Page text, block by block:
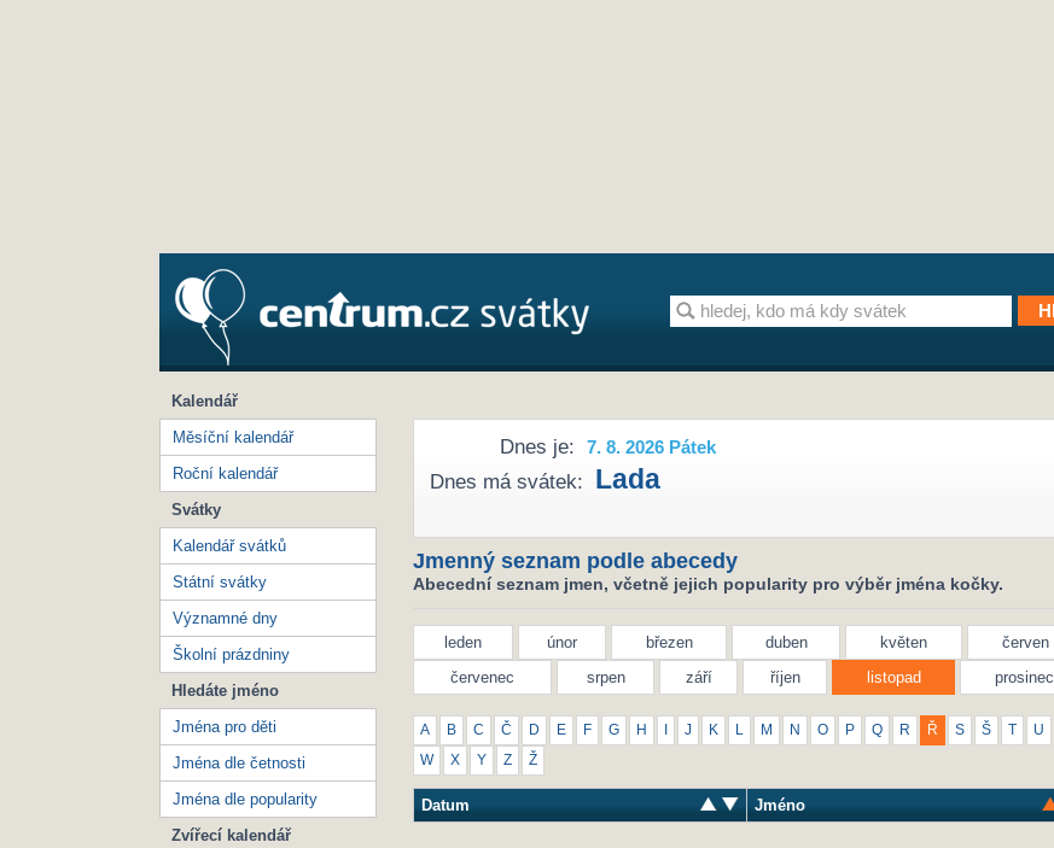
Dnes je: 7. 8. 2026 Pátek
Dnes má svátek: Lada
Jmenný seznam podle abecedy
Abecední seznam jmen, včetně jejich popularity pro výběr jména kočky.
leden únor březen duben květen
červen
červenec
srpen září říjen listopad prosinec
A B C Č D E F G H J K M N O P Q R Ř S Š T U
W X Y Z Ž
Datum Jméno
Kalendář
Měsíční kalendář
Roční kalendář
Svátky
Kalendář svátků
Státní svátky
Významné dny
Školní prázdniny
Hledáte jméno
Jména pro děti
Jména dle četnosti
Jména dle popularity
Zvířecí kalendář